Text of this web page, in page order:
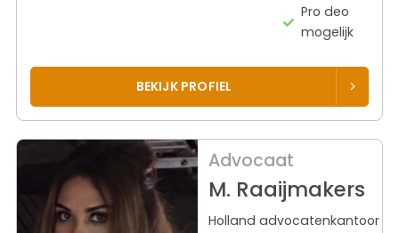
Pro deo
mogelijk
BEKIJK PROFIEL
Advocaat
M. Raaijmakers
Holland advocatenkantoor